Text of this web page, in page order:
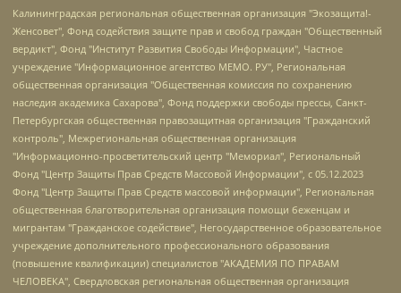
Калининградская региональная общественная организация "Экозащита!-Женсовет", Фонд содействия защите прав и свобод граждан "Общественный вердикт", Фонд "Институт Развития Свободы Информации", Частное учреждение "Информационное агентство МЕМО. РУ", Региональная общественная организация "Общественная комиссия по сохранению наследия академика Сахарова", Фонд поддержки свободы прессы, Санкт-Петербургская общественная правозащитная организация "Гражданский контроль", Межрегиональная общественная организация "Информационно-просветительский центр "Мемориал", Региональный Фонд "Центр Защиты Прав Средств Массовой Информации", с 05.12.2023 Фонд "Центр Защиты Прав Средств массовой информации", Региональная общественная благотворительная организация помощи беженцам и мигрантам "Гражданское содействие", Негосударственное образовательное учреждение дополнительного профессионального образования (повышение квалификации) специалистов "АКАДЕМИЯ ПО ПРАВАМ ЧЕЛОВЕКА", Свердловская региональная общественная организация "Сутяжник", Автономная некоммерческая организация "Центр независимых социологических исследований", Союз общественных объединений "Российский исследовательский центр по правам человека", Региональное общественное учреждение научно-информационный центр "МЕМОРИАЛ", Некоммерческая организация "Фонд защиты гласности", Автономная некоммерческая организация "Институт прав человека", Городская общественная организация "Екатеринбургское общество "МЕМОРИАЛ", Городская общественная организация "Рязанское историко-просветительское и правозащитное общество "Мемориал" (Рязанский Мемориал), Челябинский региональный орган общественной самодеятельности – женское общественное объединение "Женщины Евразии", Челябинский региональный орган общественной самодеятельности "Уральская правозащитная группа", Фонд содействия защите здоровья и социальной справедливости имени Андрея Рылькова, Автономная Некоммерческая Организация "Аналитический Центр Юрия Левады", Автономная некоммерческая организация социальной поддержки населения "Проект Апрель", Региональная общественная организация помощи женщинам и детям, находящимся в кризисной ситуации "Информационно-методический центр "Анна", Фонд содействия развитию массовых коммуникаций и правовому просвещению "Так-так-Так", Фонд содействия устойчивому развитию "Серебряная тайга", Свердловский региональный общественный фонд социальных проектов "Новое время", "Idel.Реалии", Кавказ.Реалии, Крым.Реалии, Телеканал Настоящее Время, Татаро-башкирская служба Радио Свобода (Azatliq Radiosi), Радио Свободная Европа/Радио Свобода (PCE/PC), "Сибирь.Реалии", "Фактограф", Благотворительный фонд помощи осужденным и их семьям, Автономная некоммерческая организация "Институт глобализации и социальных движений", Фонд "В защиту прав заключенных", Частное учреждение "Центр поддержки и содействия развитию средств массовой информации", Пензенский региональный общественный благотворительный фонд "Гражданский союз", "Север.Реалии", Некоммерческая организация Фонд "Правовая инициатива", Общество с ограниченной ответственностью "Радио Свободная Европа/Радио Свобода", Чешское информационное агентство "MEDIUM-ORIENT", Красноярская региональная общественная организация "Мы против СПИДа", Камалягин Денис Николаевич, Маркелов Сергей Евгеньевич, Пономарев Лев Александрович, Савицкая Людмила Алексеевна, Автономная некоммерческая организация "Центр по работе с проблемой насилия "НАСИЛИЮ.НЕТ", Межрегиональный профессиональный союз работников здравоохранения "Альянс врачей", Юридическое лицо, зарегистрированное в Латвийской Республике, SIA "Medusa Project" (регистрационный номер 40103797863, дата регистрации 10.06.2014), Некоммерческая организация "Фонд по борьбе с коррупцией", Автономная некоммерческая организация "Институт права и публичной политики", Баданин Роман Сергеевич, Гликин Максим Александрович, Железнова Мария Михайловна, Лукьянова Юлия Сергеевна, Маетная Елизавета Витальевна, Маняхин Петр Борисович, Чуракова Ольга Владимировна, Ярош Юлия Петровна, Юридическое лицо "The Insider SIA", зарегистрированное в Риге, Латвийская Республика (дата регистрации 26.06.2015), являющееся администратором доменного имени интернет-издания "The Insider SIA", https://theins.ru, Постернак Алексей Евгеньевич, Рубин Михаил Аркадьевич, Анин Роман Александрович, Юридическое лицо Istories fonds, зарегистрированное в Латвийской Республике (регистрационный номер 50008295751, дата регистрации 24.02.2020), Великовский Дмитрий Александрович, Долинина Ирина Николаевна, Мароховская Алеся Алексеевна, Шлейнов Роман Юрьевич, Шмагун Олеся Валентиновна, Общество с ограниченной ответственностью "Альтаир 2021", Общество с ограниченной ответственностью "Вега 2021", Общество с ограниченной ответственностью "Главный редактор 2021", Общество с ограниченной ответственностью "Ромашки монолит", Важенков Артем Валерьевич, Ивановская областная общественная организация "Центр гендерных исследований", Гурман Юрий Альбертович, Медиапроект "ОВД-Инфо", Егоров Владимир Владимирович, Жилинский Владимир Александрович, Общество с ограниченной ответственностью "ЗП", Иванова София Юрьевна, Карезина Инна Павловна, Кильтау Екатерина Викторовна, Петров Алексей Викторович, Пискунов Сергей Евгеньевич, Смирнов Сергей Сергеевич, Тихонов Михаил Сергеевич, Общество с ограниченной ответственностью "ЖУРНАЛИСТ-ИНОСТРАННЫЙ АГЕНТ", Арапова Галина Юрьевна, Вольтская Татьяна Анатольевна, Американская компания "Mason G.E.S. Anonymous Foundation" (США), являющаяся владельцем интернет-издания https://mnews.world/, Компания "Stichting Bellingcat", зарегистрированная в Нидерландах (дата регистрации 11.07.2018), Захаров Андрей Вячеславович, Клепиковская Екатерина Дмитриевна, Общество с ограниченной ответственностью "МЕМО", Перл Роман Александрович, Симонов Евгений Алексеевич, Соловьева Елена Анатольевна, Сотников Даниил Владимирович, Сурначева Елизавета Дмитриевна, Автономная некоммерческая организация по защите прав человека и информированию населения "Якутия – Наше Мнение", Общество с ограниченной ответственностью "Москоу диджитал медиа", с 26.01.2023 Общество с ограниченной ответственностью "Чайка Белые сады", Ветошкина Валерия Валерьевна, Заговора Максим Александрович, Межрегиональное общественное движение "Российская ЛГБТ - сеть", Оленичев Максим Владимирович, Павлов Иван Юрьевич, Скворцова Елена Сергеевна, Общество с ограниченной ответственностью "Как бы инагент", Кочетков Игорь Викторович, Общество с ограниченной ответственностью "Честные выборы", Еланчик Олег Александрович, Общество с ограниченной ответственностью "Нобелевский призыв", Гималова Регина Эмилевна, Григорьев Андрей Валерьевич, Григорьева Алина Александровна, Ассоциация по содействию защите прав призывников, альтернативнослужащих и военнослужащих "Правозащитная группа "Гражданин.Армия.Право", Хисамова Регина Фаритовна, Автономная некоммерческая организация по реализации социально-правовых программ "Лилит", Дальневосточное общественное движение "Маяк", Санкт-Петербургская ЛГБТ-инициативная группа "Выход", Инициативная группа ЛГБТ+ "Реверс", Алексеев Андрей Викторович, Бекбулатова Таисия Львовна, Беляев Иван Михайлович, Владыкина Елена Сергеевна, Гельман Марат Александрович, Никульшина Вероника Юрьевна, Толоконникова Надежда Андреевна, Шендерович Виктор Анатольевич, Общество с ограниченной ответственностью "Данное сообщение", Общество с ограниченной ответственностью Издательский дом "Новая глава", Айнбиндер Александра Александровна, Московский комьюнити-центр для ЛГБТ+инициатив, Благотворительный фонд развития филантропии, Deutsche Welle (Германия, Kurt-Schumacher-Strasse 3, 53113 Bonn), Борзунова Мария Михайловна, Воробьев Виктор Викторович, Голубева Анна Львовна, Константинова Алла Михайловна, Малкова Ирина Владимировна, Мурадов Мурад Абдулгалимович, Осетинская Елизавета Николаевна, Понасенков Евгений Николаевич, Ганапольский Матвей Юрьевич, Киселев Евгений Алексеевич, Борухович Ирина Григорьевна, Дремин Иван Тимофеевич, Дубровский Дмитрий Викторович, Красноярская региональная общественная организация поддержки и развития альтернативных образовательных технологий и межкультурных коммуникаций "ИНТЕРРА", Маяковская Екатерина Алексеевна, Фейгин Марк Захарович, Филимонов Андрей Викторович, Дзугкоева Регина Николаевна, Доброхотов Роман Александрович, Дудь Юрий Александрович, Елкин Сергей Владимирович, Кругликов Кирилл Игоревич, Сабунаева Мария Леонидовна, Семенов Алексей Владимирович, Шаинян Карен Багратович, Шульман Екатерина Михайловна, Асафьев Артур Валерьевич, Вахштайн Виктор Семенович, Венедиктов Алексей Алексеевич, Лушникова Екатерина Евгеньевна, Волков Леонид Михайлович, Невзоров Александр Глебович, Пархоменко Сергей Борисович, Сироткин Ярослав Николаевич, Кара-Мурза Владимир Владимирович, Баранова Наталья Владимировна, Гозман Леонид Яковлевич, Кагарлицкий Борис Юльевич, Климарев Михаил Валерьевич, Милов Владимир Станиславович, Автономная некоммерческая организация Краснодарский центр современного искусства "Типография", Моргенштерн Алишер Тагирович, Соболь Любовь Эдуардовна, Общество с ограниченной ответственностью "ЛИЗА НОРМ", Каспаров Гарри Кимович, Ходорковский Михаил Борисович, Общество с ограниченной ответственностью "Апрельские тезисы", Данилович Ирина Брониславовна, Кашин Олег Владимирович, Петров Николай Владимирович, Пивоваров Алексей Владимирович, Соколов Михаил Владимирович, Цветкова Юлия Владимировна, Чичваркин Евгений Александрович, Комитет против пыток/Команда против пыток, Общество с ограниченной ответственностью "Первый научный", Общество с ограниченной ответственностью "Вертолет и ко", Белоцерковская Вероника Борисовна, Кац Максим Евгеньевич, Лазарева Татьяна Юрьевна, Шаведдинов Руслан Табризович, Яшин Илья Валерьевич, Общество с ограниченной ответственностью "Иноагент ААВ", Алешковский Дмитрий Петрович, Альбац Евгения Марковна, Быков Дмитрий Львович, Галямина Юлия Евгеньевна, Лойко Сергей Леонидович, Мартынов Кирилл Константинович, Медведев Сергей Александрович, Крашенинников Федор Геннадиевич, Гордеева Катерина Вл